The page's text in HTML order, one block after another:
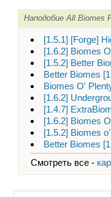
Наподобие All Biomes
[1.5.1] [Forge]
[1.6.2] Biomes
[1.5.2] Better
Better Biomes
Biomes O'
[1.6.2]
[1.4.7]
[1.6.2] Biomes
[1.5.2] Biomes
Better Biomes
Смотреть все -